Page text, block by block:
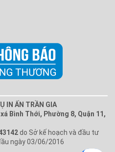
IN ẤN TRẦN GIA
Bình Thới, Phường 8, Quận 11,
do Sở kế hoạch và đầu tư
ngày 03/06/2016